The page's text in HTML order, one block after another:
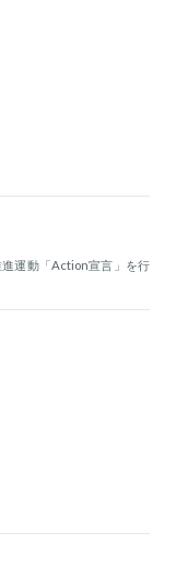
運動「Action宣言」を行